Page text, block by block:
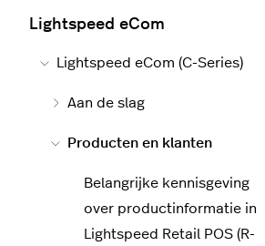
Lightspeed eCom
Lightspeed eCom (C-Series)
Aan de slag
Producten en klanten
Belangrijke kennisgeving
over productinformatie in
Lightspeed Retail POS (R-